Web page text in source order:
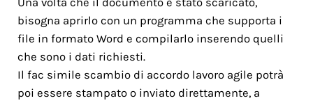
bisogna aprirlo con un programma che supporta i
file in formato Word e compilarlo inserendo quelli
che sono i dati richiesti.
Il fac simile scambio di accordo lavoro agile potrà
poi essere stampato o inviato direttamente, a